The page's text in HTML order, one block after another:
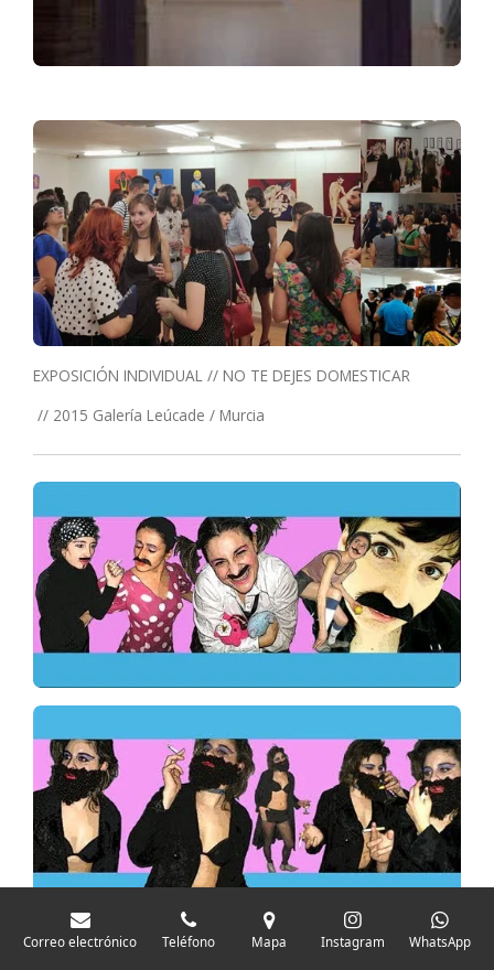
EXPOSICIÓN INDIVIDUAL // NO TE DEJES DOMESTICAR
// 2015 Galería Leúcade / Murcia
Correo electrónico Teléfono Mapa Instagram WhatsApp